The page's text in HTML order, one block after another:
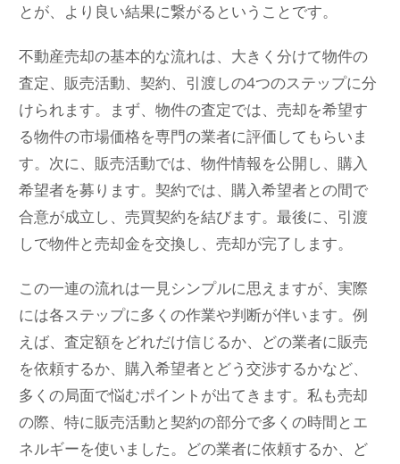
とが、より良い結果に繋がるということです。
不動産売却の基本的な流れは、大きく分けて物件の
査定、販売活動、契約、引渡しの4つのステップに分
けられます。まず、物件の査定では、売却を希望す
る物件の市場価格を専門の業者に評価してもらいま
す。次に、販売活動では、物件情報を公開し、購入
希望者を募ります。契約では、購入希望者との間で
合意が成立し、売買契約を結びます。最後に、引渡
しで物件と売却金を交換し、売却が完了します。
この一連の流れは一見シンプルに思えますが、実際
には各ステップに多くの作業や判断が伴います。例
えば、査定額をどれだけ信じるか、どの業者に販売
を依頼するか、購入希望者とどう交渉するかなど、
多くの局面で悩むポイントが出てきます。私も売却
の際、特に販売活動と契約の部分で多くの時間とエ
ネルギーを使いました。どの業者に依頼するか、ど